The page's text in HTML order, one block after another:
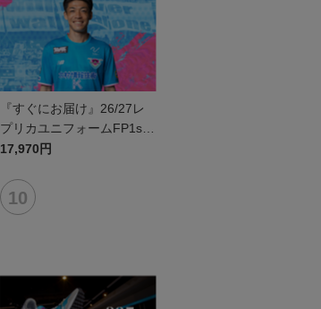
『すぐにお届け』26/27レ
プリカユニフォームFP1st
No.16 西澤 健太
17,970円